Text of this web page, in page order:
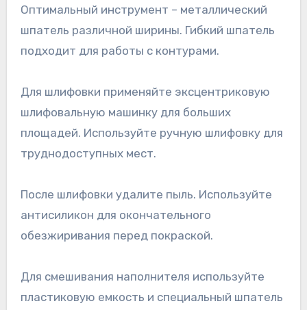
Оптимальный инструмент – металлический
шпатель различной ширины. Гибкий шпатель
подходит для работы с контурами.
Для шлифовки применяйте эксцентриковую
шлифовальную машинку для больших
площадей. Используйте ручную шлифовку для
труднодоступных мест.
После шлифовки удалите пыль. Используйте
антисиликон для окончательного
обезжиривания перед покраской.
Для смешивания наполнителя используйте
пластиковую емкость и специальный шпатель